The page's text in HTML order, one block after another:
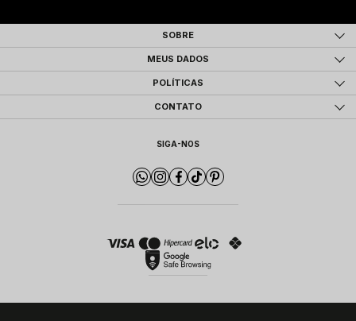
SOBRE
MEUS DADOS
POLÍTICAS
CONTATO
SIGA-NOS